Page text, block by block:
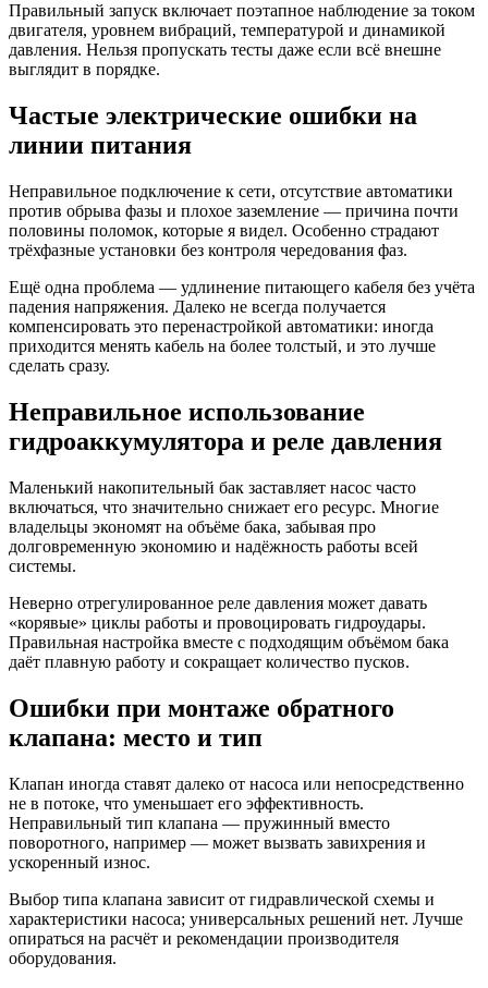
Правильный запуск включает поэтапное наблюдение за током
двигателя, уровнем вибраций, температурой и динамикой
давления. Нельзя пропускать тесты даже если всё внешне
выглядит в порядке.
Частые электрические ошибки на
линии питания
Неправильное подключение к сети, отсутствие автоматики
против обрыва фазы и плохое заземление — причина почти
половины поломок, которые я видел. Особенно страдают
трёхфазные установки без контроля чередования фаз.
Ещё одна проблема — удлинение питающего кабеля без учёта
падения напряжения. Далеко не всегда получается
компенсировать это перенастройкой автоматики: иногда
приходится менять кабель на более толстый, и это лучше
сделать сразу.
Неправильное использование
гидроаккумулятора и реле давления
Маленький накопительный бак заставляет насос часто
включаться, что значительно снижает его ресурс. Многие
владельцы экономят на объёме бака, забывая про
долговременную экономию и надёжность работы всей
системы.
Неверно отрегулированное реле давления может давать
«корявые» циклы работы и провоцировать гидроудары.
Правильная настройка вместе с подходящим объёмом бака
даёт плавную работу и сокращает количество пусков.
Ошибки при монтаже обратного
клапана: место и тип
Клапан иногда ставят далеко от насоса или непосредственно
не в потоке, что уменьшает его эффективность.
Неправильный тип клапана — пружинный вместо
поворотного, например — может вызвать завихрения и
ускоренный износ.
Выбор типа клапана зависит от гидравлической схемы и
характеристики насоса; универсальных решений нет. Лучше
опираться на расчёт и рекомендации производителя
оборудования.